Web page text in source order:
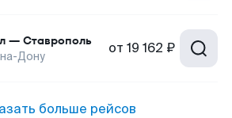
— Ставрополь
Дону от 19 162 ₽
больше рейсов